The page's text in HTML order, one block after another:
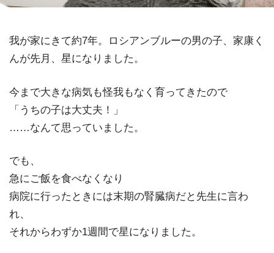
我が家にきて約7年。ロシアンブルーの男の子、家康く
んが先月、星になりました。
今まで大きな病気も怪我もなく育ってきたので
「うちの子は大丈夫！」
……なんて思っていました。
でも、
急にご飯を食べなくなり
病院に行ったときには末期の腎臓病だと先生に言わ
れ、
それからわずか1週間で星になりました。